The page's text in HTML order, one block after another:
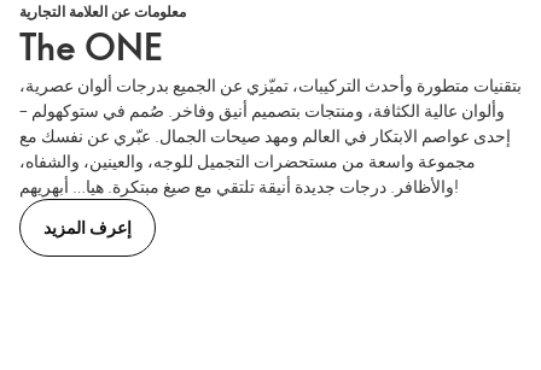
معلومات عن العلامة التجارية
The ONE
بتقنيات متطورة وأحدث التركيبات، تميّزي عن الجميع بدرجات ألوان عصرية،
وألوان عالية الكثافة، ومنتجات بتصميم أنيق وفاخر. صُمم في ستوكهولم –
إحدى عواصم الابتكار في العالم ومهد صيحات الجمال. عبّري عن نفسك مع
مجموعة واسعة من مستحضرات التجميل للوجه، والعينين، والشفاه،
والأظافر. درجات جديدة أنيقة تلتقي مع صيغ مبتكرة. هيا… أبهريهم!
إعرف المزيد